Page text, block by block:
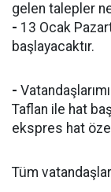
gelen talepler
- 13 Ocak
başlayacaktır.
-
Taflan ile hat
ekspres hat
Tüm